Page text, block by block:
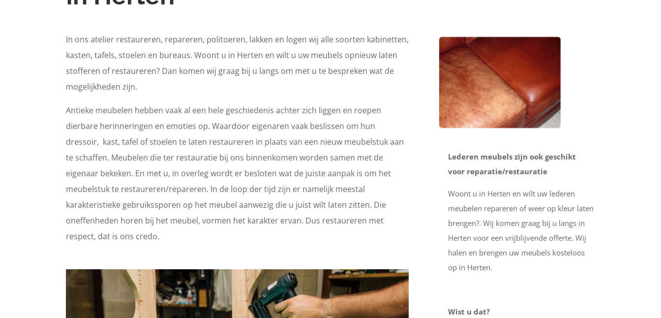
In ons atelier restaureren, repareren, politoeren, lakken en logen wij alle soorten kabinetten,
kasten, tafels, stoelen en bureaus. Woont u in Herten en wilt u uw meubels opnieuw laten
stofferen of restaureren? Dan komen wij graag bij u langs om met u te bespreken wat de
mogelijkheden zijn.
Antieke meubelen hebben vaak al een hele geschiedenis achter zich liggen en roepen
dierbare herinneringen en emoties op. Waardoor eigenaren vaak beslissen om hun
dressoir, kast, tafel of stoelen te laten restaureren in plaats van een nieuw meubelstuk aan
te schaffen. Meubelen die ter restauratie bij ons binnenkomen worden samen met de
eigenaar bekeken. En met u, in overleg wordt er besloten wat de juiste aanpak is om het
meubelstuk te restaureren/repareren. In de loop der tijd zijn er namelijk meestal
karakteristieke gebruikssporen op het meubel aanwezig die u juist wilt laten zitten. Die
oneffenheden horen bij het meubel, vormen het karakter ervan. Dus restaureren met
respect, dat is ons credo.
Lederen meubels zijn ook geschikt
voor reparatie/restauratie
Woont u in Herten en wilt uw lederen
meubelen repareren of weer op kleur laten
brengen?. Wij komen graag bij u langs in
Herten voor een vrijblijvende offerte. Wij
halen en brengen uw meubels kosteloos
op in Herten.
Wist u dat?